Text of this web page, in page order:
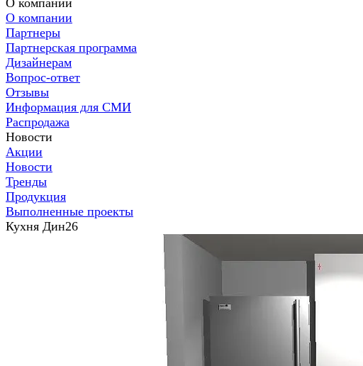
О компании
О компании
Партнеры
Партнерская программа
Дизайнерам
Вопрос-ответ
Отзывы
Информация для СМИ
Распродажа
Новости
Акции
Новости
Тренды
Продукция
Выполненные проекты
Кухня Дин26